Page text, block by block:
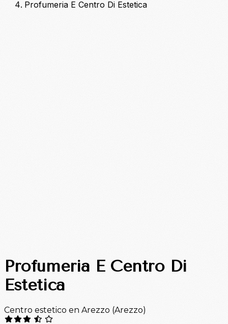
Profumeria E Centro Di Estetica
Profumeria E Centro Di
Estetica
Centro estetico en Arezzo (Arezzo)